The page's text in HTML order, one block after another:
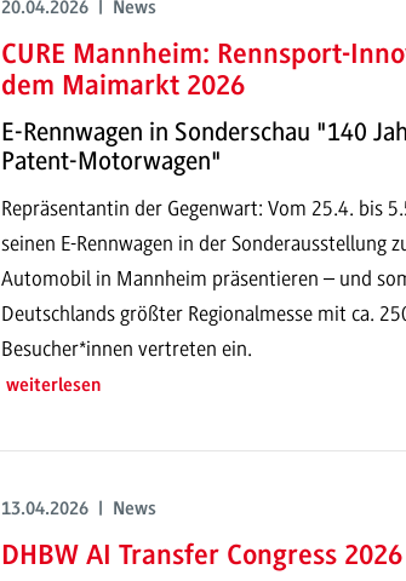
20.04.2026 | News
CURE Mannheim: Rennsport-
dem Maimarkt 2026
E-Rennwagen in Sonderschau "140
Patent-Motorwagen"
Repräsentantin der Gegenwart: Vom 25.4. bis
seinen E-Rennwagen in der Sonderausstellung
Automobil in Mannheim präsentieren – und
Deutschlands größter Regionalmesse mit ca.
Besucher*innen vertreten ein.
weiterlesen
13.04.2026 | News
DHBW AI Transfer Congress 2026